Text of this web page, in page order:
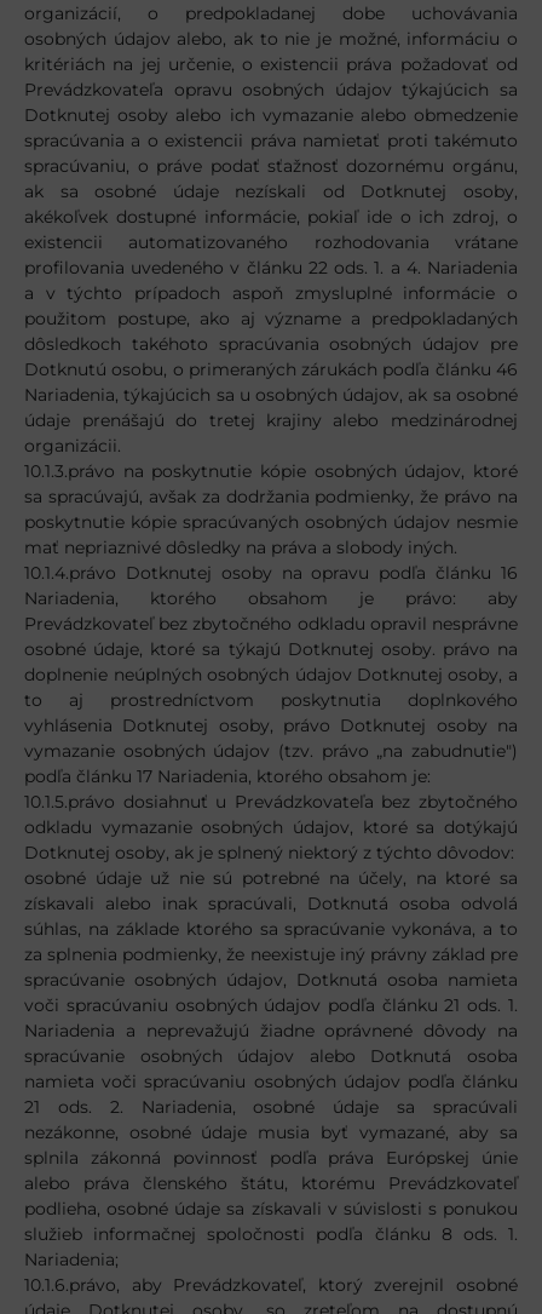
organizácií, o predpokladanej dobe uchovávania
osobných údajov alebo, ak to nie je možné, informáciu o
kritériách na jej určenie, o existencii práva požadovať od
Prevádzkovateľa opravu osobných údajov týkajúcich sa
Dotknutej osoby alebo ich vymazanie alebo obmedzenie
spracúvania a o existencii práva namietať proti takémuto
spracúvaniu, o práve podať sťažnosť dozornému orgánu,
ak sa osobné údaje nezískali od Dotknutej osoby,
akékoľvek dostupné informácie, pokiaľ ide o ich zdroj, o
existencii automatizovaného rozhodovania vrátane
profilovania uvedeného v článku 22 ods. 1. a 4. Nariadenia
a v týchto prípadoch aspoň zmysluplné informácie o
použitom postupe, ako aj význame a predpokladaných
dôsledkoch takéhoto spracúvania osobných údajov pre
Dotknutú osobu, o primeraných zárukách podľa článku 46
Nariadenia, týkajúcich sa u osobných údajov, ak sa osobné
údaje prenášajú do tretej krajiny alebo medzinárodnej
organizácii.
10.1.3.právo na poskytnutie kópie osobných údajov, ktoré
sa spracúvajú, avšak za dodržania podmienky, že právo na
poskytnutie kópie spracúvaných osobných údajov nesmie
mať nepriaznivé dôsledky na práva a slobody iných.
10.1.4.právo Dotknutej osoby na opravu podľa článku 16
Nariadenia, ktorého obsahom je právo: aby
Prevádzkovateľ bez zbytočného odkladu opravil nesprávne
osobné údaje, ktoré sa týkajú Dotknutej osoby. právo na
doplnenie neúplných osobných údajov Dotknutej osoby, a
to aj prostredníctvom poskytnutia doplnkového
vyhlásenia Dotknutej osoby, právo Dotknutej osoby na
vymazanie osobných údajov (tzv. právo „na zabudnutie")
podľa článku 17 Nariadenia, ktorého obsahom je:
10.1.5.právo dosiahnuť u Prevádzkovateľa bez zbytočného
odkladu vymazanie osobných údajov, ktoré sa dotýkajú
Dotknutej osoby, ak je splnený niektorý z týchto dôvodov:
osobné údaje už nie sú potrebné na účely, na ktoré sa
získavali alebo inak spracúvali, Dotknutá osoba odvolá
súhlas, na základe ktorého sa spracúvanie vykonáva, a to
za splnenia podmienky, že neexistuje iný právny základ pre
spracúvanie osobných údajov, Dotknutá osoba namieta
voči spracúvaniu osobných údajov podľa článku 21 ods. 1.
Nariadenia a neprevažujú žiadne oprávnené dôvody na
spracúvanie osobných údajov alebo Dotknutá osoba
namieta voči spracúvaniu osobných údajov podľa článku
21 ods. 2. Nariadenia, osobné údaje sa spracúvali
nezákonne, osobné údaje musia byť vymazané, aby sa
splnila zákonná povinnosť podľa práva Európskej únie
alebo práva členského štátu, ktorému Prevádzkovateľ
podlieha, osobné údaje sa získavali v súvislosti s ponukou
služieb informačnej spoločnosti podľa článku 8 ods. 1.
Nariadenia;
10.1.6.právo, aby Prevádzkovateľ, ktorý zverejnil osobné